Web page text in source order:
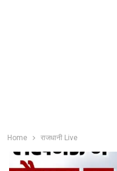
Home राजधानी Live